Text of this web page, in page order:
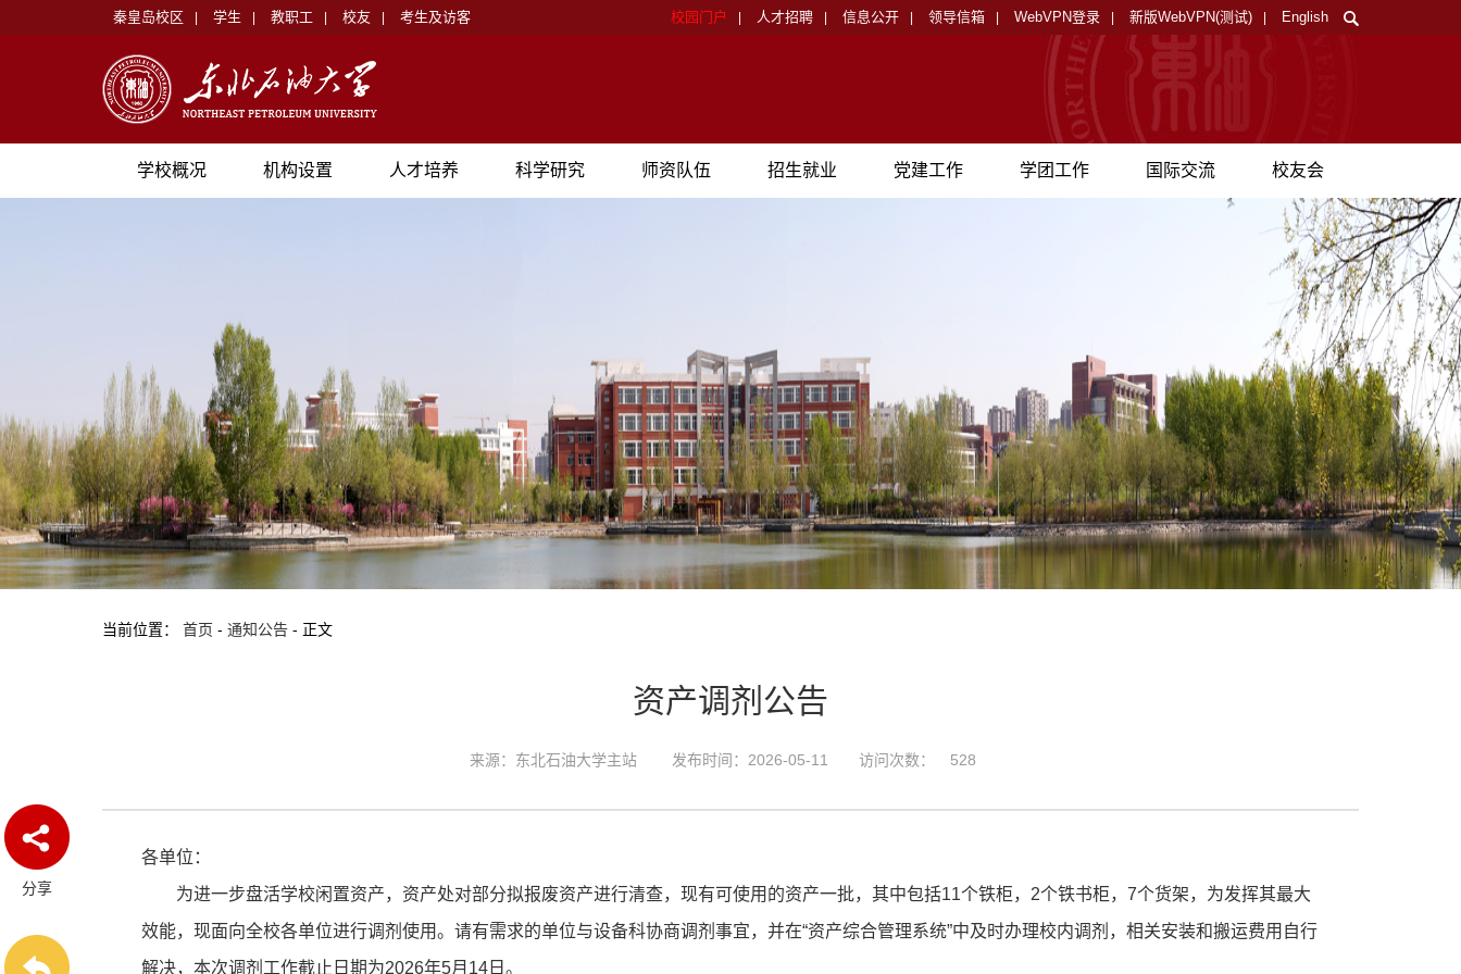
秦皇岛校区 学生 教职工 校友 考生及访客 校园门户 人才招聘 信息公开 领导信箱 WebVPN登录 新版WebVPN(测试) English
学校概况 机构设置 人才培养 科学研究 师资队伍 招生就业 党建工作 学团工作 国际交流 校友会
当前位置： 首页 - 通知公告 - 正文
分享
资产调剂公告
来源：东北石油大学主站 发布时间：2026-05-11 访问次数： 528
各单位：
为进一步盘活学校闲置资产，资产处对部分拟报废资产进行清查，现有可使用的资产一批，其中包括11个铁柜，2个铁书柜，7个货架，为发挥其最大
效能，现面向全校各单位进行调剂使用。请有需求的单位与设备科协商调剂事宜，并在“资产综合管理系统”中及时办理校内调剂，相关安装和搬运费用自行
解决，本次调剂工作截止日期为2026年5月14日。